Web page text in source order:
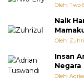
Oleh: Two
Naik
Oleh:
Insan
Negara
Oleh: